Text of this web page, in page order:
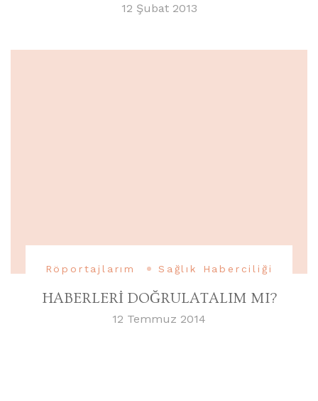
12 Şubat 2013
Röportajlarım Sağlık Haberciliği
HABERLERİ DOĞRULATALIM MI?
12 Temmuz 2014